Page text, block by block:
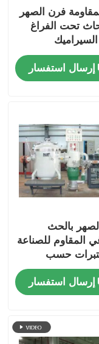
فرن الصهر
تحت الفراغ
السيراميك
إرسال استفسار
بالحث
المقاوم للصناعة
حسب
إرسال استفسار